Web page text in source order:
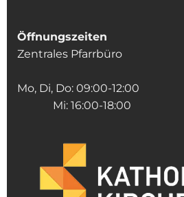
Öffnungszeiten
Zentrales Pfarrbüro
Mo, Di, Do: 09:00-12:00
Mi: 16:00-18:00